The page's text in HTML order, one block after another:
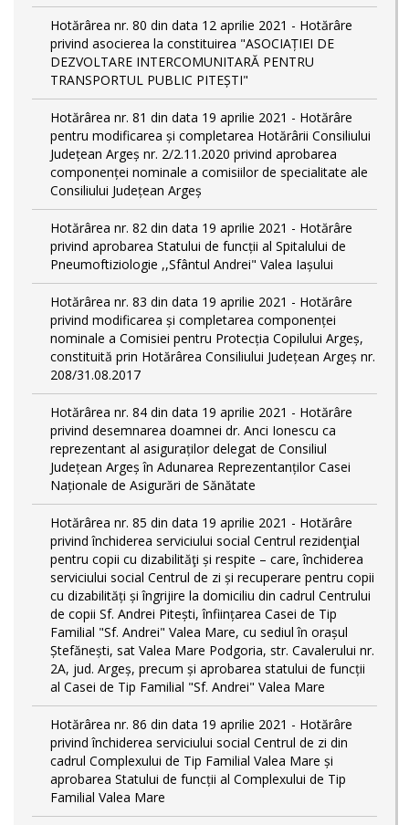
Hotărârea nr. 80 din data 12 aprilie 2021 - Hotărâre
privind asocierea la constituirea "ASOCIAȚIEI DE
DEZVOLTARE INTERCOMUNITARĂ PENTRU
TRANSPORTUL PUBLIC PITEȘTI"
Hotărârea nr. 81 din data 19 aprilie 2021 - Hotărâre
pentru modificarea și completarea Hotărârii Consiliului
Județean Argeș nr. 2/2.11.2020 privind aprobarea
componenței nominale a comisiilor de specialitate ale
Consiliului Județean Argeș
Hotărârea nr. 82 din data 19 aprilie 2021 - Hotărâre
privind aprobarea Statului de funcții al Spitalului de
Pneumoftiziologie ,,Sfântul Andrei" Valea Iașului
Hotărârea nr. 83 din data 19 aprilie 2021 - Hotărâre
privind modificarea și completarea componenței
nominale a Comisiei pentru Protecția Copilului Argeș,
constituită prin Hotărârea Consiliului Județean Argeș nr.
208/31.08.2017
Hotărârea nr. 84 din data 19 aprilie 2021 - Hotărâre
privind desemnarea doamnei dr. Anci Ionescu ca
reprezentant al asiguraților delegat de Consiliul
Județean Argeș în Adunarea Reprezentanților Casei
Naționale de Asigurări de Sănătate
Hotărârea nr. 85 din data 19 aprilie 2021 - Hotărâre
privind închiderea serviciului social Centrul rezidenţial
pentru copii cu dizabilităţi și respite – care, închiderea
serviciului social Centrul de zi și recuperare pentru copii
cu dizabilități și îngrijire la domiciliu din cadrul Centrului
de copii Sf. Andrei Pitești, înființarea Casei de Tip
Familial "Sf. Andrei" Valea Mare, cu sediul în orașul
Ștefănești, sat Valea Mare Podgoria, str. Cavalerului nr.
2A, jud. Argeș, precum și aprobarea statului de funcții
al Casei de Tip Familial "Sf. Andrei" Valea Mare
Hotărârea nr. 86 din data 19 aprilie 2021 - Hotărâre
privind închiderea serviciului social Centrul de zi din
cadrul Complexului de Tip Familial Valea Mare și
aprobarea Statului de funcții al Complexului de Tip
Familial Valea Mare